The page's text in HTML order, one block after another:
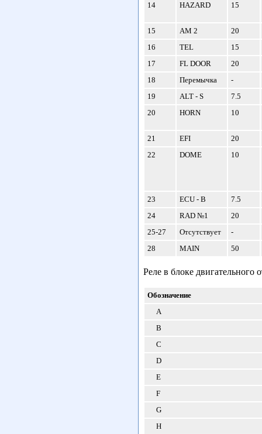
14
HAZARD 15
15 AM 2
20
16
TEL
15
17
FL DOOR
20
18
Перемычка
-
19
ALT - S
7.5
20
HORN 10
21 EFI
20
22
DOME 10
23 ECU - B
7.5
24
RAD №1
20
25-27
Отсутствует
-
28
MAIN 50
Реле в блоке двигательного
Обозначение
A
B
C
D
E
F
G
H